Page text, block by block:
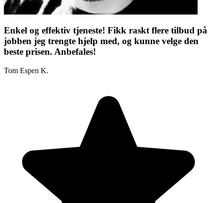
Enkel og effektiv tjeneste! Fikk raskt flere tilbud på
jobben jeg trengte hjelp med, og kunne velge den
beste prisen. Anbefales!
Tom Espen K.